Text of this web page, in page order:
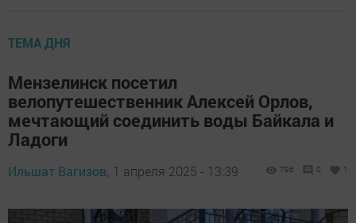
ТЕМА ДНЯ
Мензелинск посетил
велопутешественник Алексей Орлов,
мечтающий соединить воды Байкала и
Ладоги
Ильшат Вагизов, 1 апреля 2025 - 13:39 796 0 1